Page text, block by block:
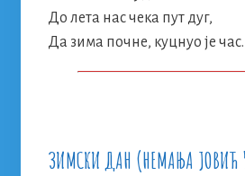
До лета нас чека пут дуг,
Да зима почне, куцнуо је час.
ЗИМСКИ ДАН (НЕМАЊА ЈОВИЋ